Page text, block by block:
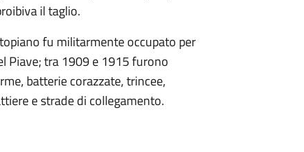
il taglio.
fu militarmente occupato per
Piave; tra 1909 e 1915 furono
batterie corazzate, trincee,
e strade di collegamento.